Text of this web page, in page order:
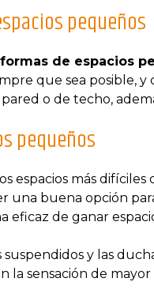
pequeños
de espacios
que sea posible,
o de techo,
pequeños
espacios más
buena opción
eficaz de ganar
suspendidos y las
la sensación de